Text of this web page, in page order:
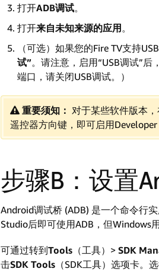
打开ADB调试。
打开来自未知来源的应用 。
（可选）如果您的Fire TV支持
试”。请注意，启用“USB调试”
端口，请关闭USB调试。）
重要须知： 对于某些软件版本
遥控器方向键，即可启用Developer
步骤B：设置
Android调试桥 (ADB) 是一个命令行
Studio后即可使用ADB，但Windows
可通过转到Tools （工具）> SDK
击SDK Tools （SDK工具）选项卡。